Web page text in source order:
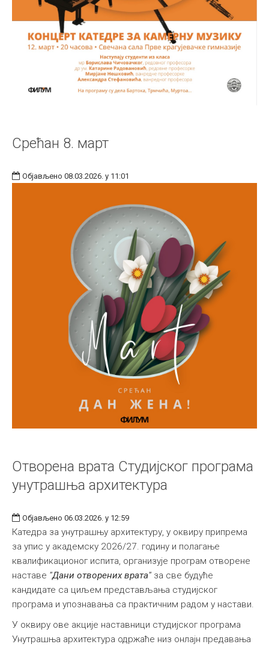
Срећан 8. март
Објављено 08.03.2026. у 11:01
Отворена врата Студијског програма
унутрашњa архитектурa
Објављено 06.03.2026. у 12:59
Катедра за унутрашњу архитектуру, у оквиру припрема
за упис у академску 2026/27. годину и полагање
квалификационог испита, организује програм отворене
наставе "Дани отворених врата" за све будуће
кандидате са циљем представљања студијског
програма и упознавања са практичним радом у настави.
У оквиру ове акције наставници студијског програма
Унутрашња архитектура одржаће низ онлајн предавања